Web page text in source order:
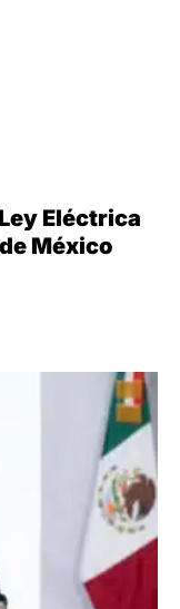
Eléctrica
México